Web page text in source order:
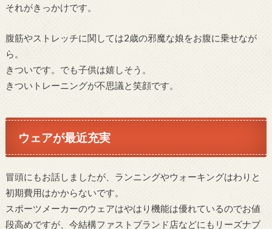
それがきっかけです。
腹筋やストレッチに関しては2歳の邪魔な娘をお腹に乗せなが
ら。
きついです。でも子供は嬉しそう。
きついトレーニングが不思議と笑顔です。
ウェアが最近充実
冒頭にもお話しましたが、ランニングやウォーキングはわりと
初期費用はかからないです。
スポーツメーカーのウェアはやはり機能は優れているのでお値
段高めですが、今結構ファストブランド店などにもリーズナブ